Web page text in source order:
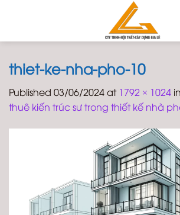
thiet-ke-nha-pho-10
Published 03/06/2024at 1792 × 1024 in
thuê kiến trúc sư trong thiết kế nhà